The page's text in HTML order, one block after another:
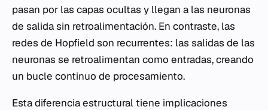
pasan por las capas ocultas y llegan a las neuronas
de salida sin retroalimentación. En contraste, las
redes de Hopfield son recurrentes: las salidas de las
neuronas se retroalimentan como entradas, creando
un bucle continuo de procesamiento.
Esta diferencia estructural tiene implicaciones